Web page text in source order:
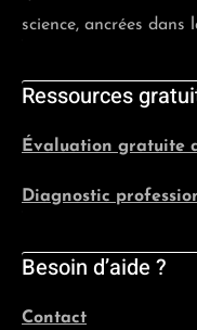
science, ancrées dans
Ressources
Évaluation gratuite
Diagnostic
Besoin d’aide ?
Contact